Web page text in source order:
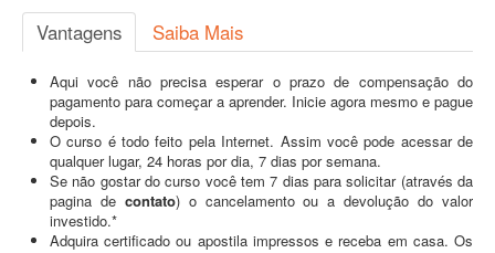
Vantagens Saiba Mais
Aqui você não precisa esperar o prazo de compensação do
pagamento para começar a aprender. Inicie agora mesmo e pague
depois.
O curso é todo feito pela Internet. Assim você pode acessar de
qualquer lugar, 24 horas por dia, 7 dias por semana.
Se não gostar do curso você tem 7 dias para solicitar (através da
pagina de contato) o cancelamento ou a devolução do valor
investido.*
Adquira certificado ou apostila impressos e receba em casa. Os